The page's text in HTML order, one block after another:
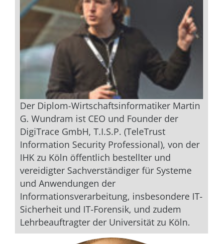
Der Diplom-Wirtschaftsinformatiker Martin
G. Wundram ist CEO und Founder der
DigiTrace GmbH, T.I.S.P. (TeleTrust
Information Security Professional), von der
IHK zu Köln öffentlich bestellter und
vereidigter Sachverständiger für Systeme
und Anwendungen der
Informationsverarbeitung, insbesondere IT-
Sicherheit und IT-Forensik, und zudem
Lehrbeauftragter der Universität zu Köln.